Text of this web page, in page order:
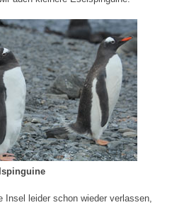
Insel leider schon wieder verlassen,